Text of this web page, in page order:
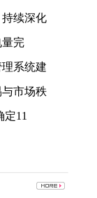
续深化
量完
系统建
市场秩
11